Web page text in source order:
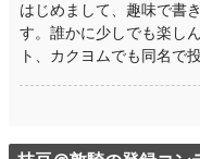
はじめまして、趣味で書
す。誰かに少しでも楽し
ト、カクヨムでも同名で